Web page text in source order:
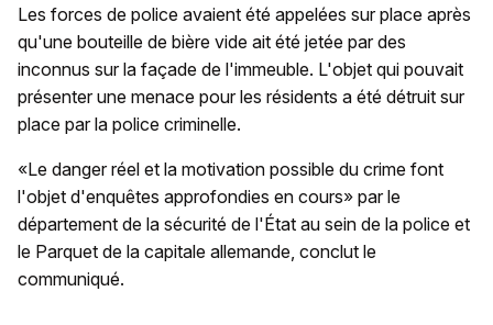
Les forces de police avaient été appelées sur place après
qu'une bouteille de bière vide ait été jetée par des
inconnus sur la façade de l'immeuble. L'objet qui pouvait
présenter une menace pour les résidents a été détruit sur
place par la police criminelle.
«Le danger réel et la motivation possible du crime font
l'objet d'enquêtes approfondies en cours» par le
département de la sécurité de l'État au sein de la police et
le Parquet de la capitale allemande, conclut le
communiqué.